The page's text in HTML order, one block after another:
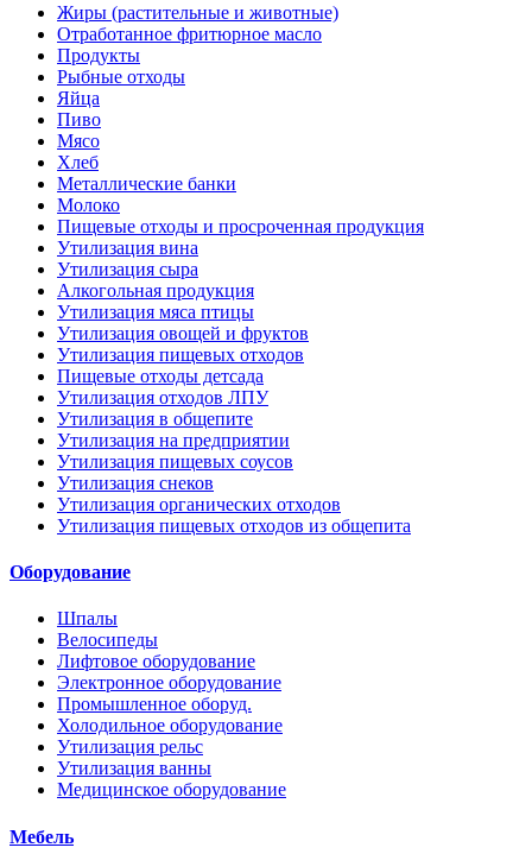
Жиры (растительные и животные)
Отработанное фритюрное масло
Продукты
Рыбные отходы
Яйца
Пиво
Мясо
Хлеб
Металлические банки
Молоко
Пищевые отходы и просроченная продукция
Утилизация вина
Утилизация сыра
Алкогольная продукция
Утилизация мяса птицы
Утилизация овощей и фруктов
Утилизация пищевых отходов
Пищевые отходы детсада
Утилизация отходов ЛПУ
Утилизация в общепите
Утилизация на предприятии
Утилизация пищевых соусов
Утилизация снеков
Утилизация органических отходов
Утилизация пищевых отходов из общепита
Оборудование
Шпалы
Велосипеды
Лифтовое оборудование
Электронное оборудование
Промышленное оборуд.
Холодильное оборудование
Утилизация рельс
Утилизация ванны
Медицинское оборудование
Мебель